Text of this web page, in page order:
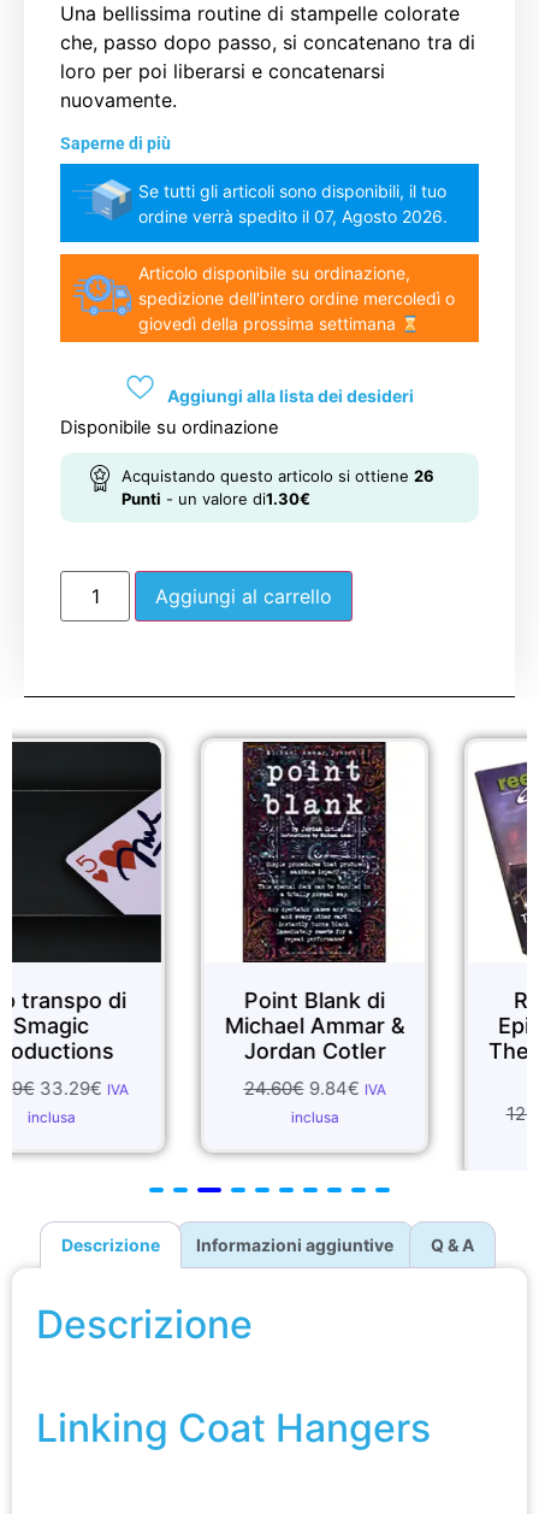
Una bellissima routine di stampelle colorate
che, passo dopo passo, si concatenano tra di
loro per poi liberarsi e concatenarsi
nuovamente.
Saperne di più
Se tutti gli articoli sono disponibili, il tuo
ordine verrà spedito il 07, Agosto 2026.
Articolo disponibile su ordinazione,
spedizione dell'intero ordine mercoledì o
giovedì della prossima settimana
Aggiungi alla lista dei desideri
Disponibile su ordinazione
Acquistando questo articolo si ottiene 26
Punti - un valore di1.30€
Aggiungi al carrello
Point Blank di
Michael Ammar &
Jordan Cotler
€ IVA
Reel Magic -
Episode 20
The Magic
€ IVA
Descrizione Informazioni aggiuntive Q & A
Descrizione
Linking Coat Hangers